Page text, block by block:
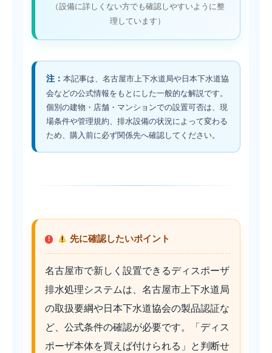
（設備に詳しくない方でも確認しやすいように整
理しています）
注： 本記事は、名古屋市上下水道局や日本下水道協
会などの公式情報をもとにした一般的な解説です。
個別の建物・店舗・マンションでの設置可否は、現
場条件や管理規約、排水設備の状況によって変わる
ため、購入前に必ず関係先へ確認してください。
先に確認したいポイント
名古屋市で新しく設置できるディスポーザ
排水処理システムは、名古屋市上下水道局
の取扱要綱や日本下水道協会の製品認証な
ど、公式条件の確認が必要です。「ディス
ポーザ本体を買えば付けられる」と判断せ